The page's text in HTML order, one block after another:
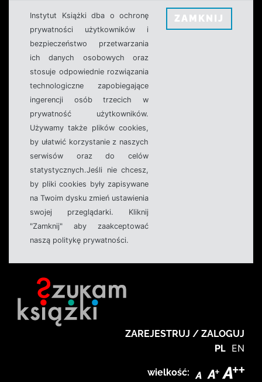
Instytut Książki dba o ochronę
prywatności użytkowników i
bezpieczeństwo przetwarzania
ich danych osobowych oraz
stosuje odpowiednie rozwiązania
technologiczne zapobiegające
ingerencji osób trzecich w
prywatność użytkowników.
Używamy także plików cookies,
by ułatwić korzystanie z naszych
serwisów oraz do celów
statystycznych.Jeśli nie chcesz,
by pliki cookies były zapisywane
na Twoim dysku zmień ustawienia
swojej przeglądarki. Kliknij
"Zamknij" aby zaakceptować
naszą politykę prywatności.
ZAMKNIJ
ZAREJESTRUJ / ZALOGUJ
PL EN
wielkość: